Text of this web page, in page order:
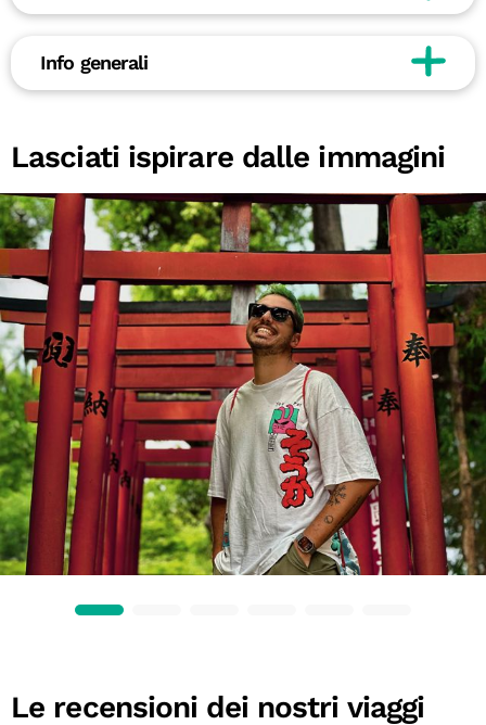
Info generali
Lasciati ispirare dalle immagini
Le recensioni dei nostri viaggi